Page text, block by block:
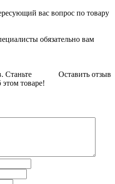
вас вопрос по товару
обязательно вам
Оставить отзыв
Станьте
товаре!